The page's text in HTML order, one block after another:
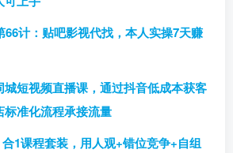
66计：贴吧影视代找，本人实操7天赚
短视频直播课，通过抖音低成本获客
准化流程承接流量
1课程套装，用人观+错位竞争+自组